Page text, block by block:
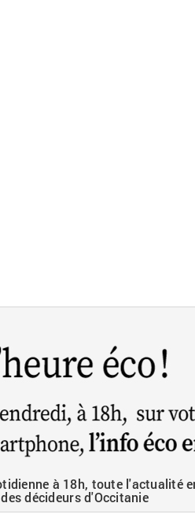
à 18h, toute l'actualité
décideurs d'Occitanie